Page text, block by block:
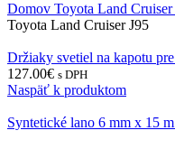
Domov Toyota Land
Toyota Land Cruiser J95
Držiaky svetiel na kapotu
127.00€ s DPH
Naspäť k produktom
Syntetické lano 6 mm x 15